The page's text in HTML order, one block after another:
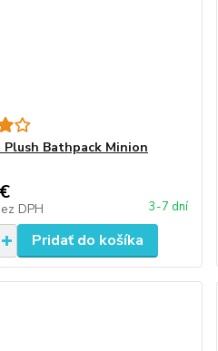
Plush Bathpack Minion
DPH 3-7 dní
Pridať do košíka